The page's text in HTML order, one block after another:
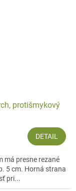
protišmykový
DETAIL
má presne rezané
5 cm. Horná strana
pri...